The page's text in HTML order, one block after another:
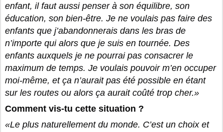
enfant, il faut aussi penser à son équilibre, son
éducation, son bien-être. Je ne voulais pas faire des
enfants que j’abandonnerais dans les bras de
n’importe qui alors que je suis en tournée. Des
enfants auxquels je ne pourrai pas consacrer le
maximum de temps. Je voulais pouvoir m’en occuper
moi-même, et ça n’aurait pas été possible en étant
sur les routes ou alors ça aurait coûté trop cher.»
Comment vis-tu cette situation ?
«Le plus naturellement du monde. C’est un choix et